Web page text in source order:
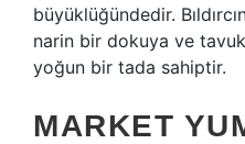
büyüklüğündedir.
narin bir dokuya ve
yoğun bir tada sahiptir.
MARKET